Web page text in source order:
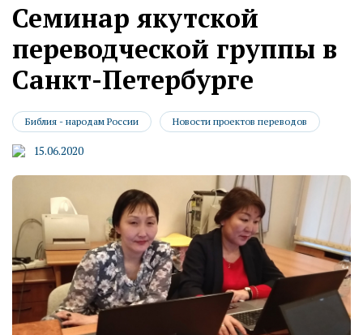
Семинар якутской
переводческой группы в
Санкт-Петербурге
Библия - народам России Новости проектов переводов
15.06.2020